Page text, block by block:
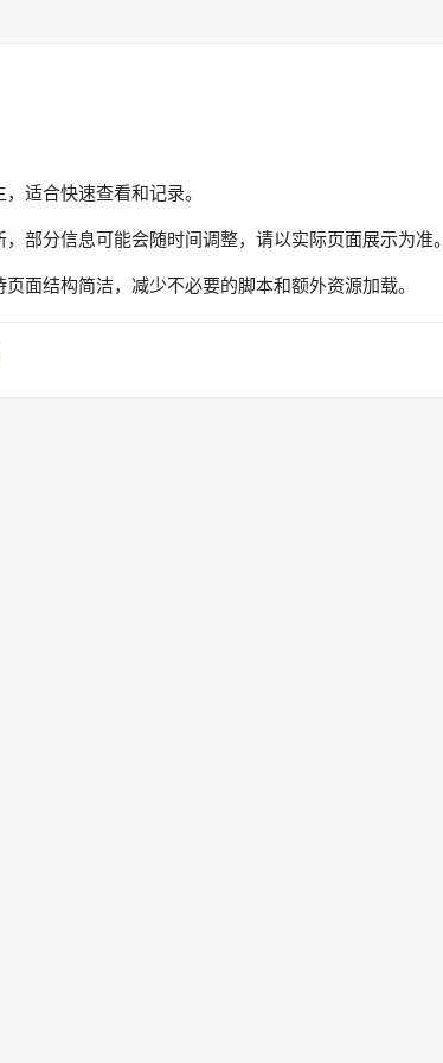
适合快速查看和记录。
部分信息可能会随时间调整，请以实际页面展示为准。
面结构简洁，减少不必要的脚本和额外资源加载。